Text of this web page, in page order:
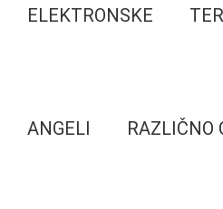
ELEKTRONSKE
ANGELI RAZLIČNO